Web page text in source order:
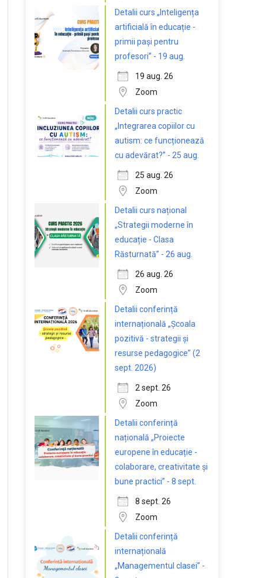
Detalii curs „Inteligența
artificială în educație -
primii pași pentru
profesori” - 19 aug.
19 aug. 26
Zoom
Detalii curs practic
„Integrarea copiilor cu
autism: ce funcționează
cu adevărat?” - 25 aug.
25 aug. 26
Zoom
Detalii curs național
„Strategii moderne în
educație - Clasa
Răsturnată” - 26 aug.
26 aug. 26
Zoom
Detalii conferință
internațională „Școala
pozitivă - strategii și
resurse pedagogice” (2
sept. 2026)
2 sept. 26
Zoom
Detalii conferință
națională „Proiecte
europene în educație -
colaborare, creativitate și
bune practici” - 8 sept.
8 sept. 26
Zoom
Detalii conferință
internațională
„Managementul clasei” -